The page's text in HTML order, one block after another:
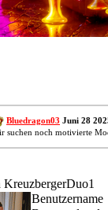
Bluedragon03 Juni 28
suchen noch motivierte
Benutzername